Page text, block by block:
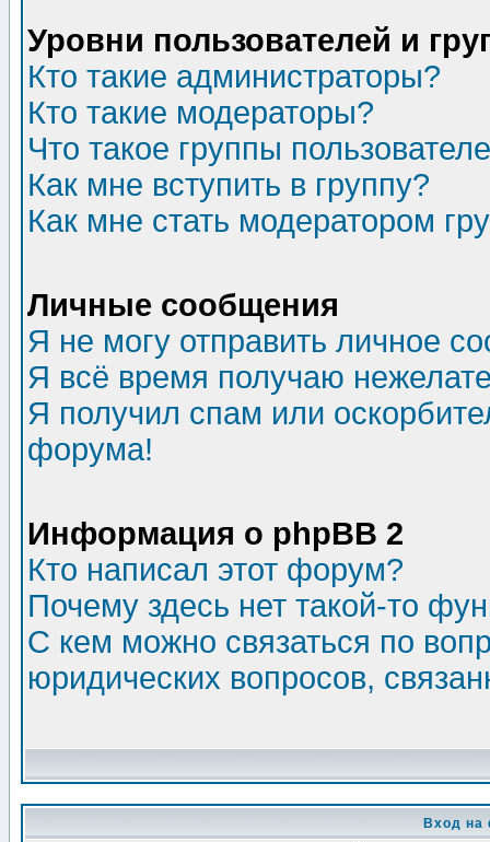
Уровни пользователей и
Кто такие администраторы?
Кто такие модераторы?
Что такое группы
Как мне вступить в группу?
Как мне стать модератором
Личные сообщения
Я не могу отправить личное
Я всё время получаю
Я получил спам или
форума!
Информация о phpBB 2
Кто написал этот форум?
Почему здесь нет такой-то
С кем можно связаться по
юридических вопросов,
Вход на